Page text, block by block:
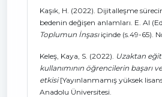
Kaşık, H. (2022). Dijitalleşme
bedenin değişen anlamları. E. Al
Toplumun İnşasıiçinde (s.49-65).
Keleş, Kaya, S. (2022). Uzaktan
kullanımının öğrencilerin başarı
etkisi[Yayınlanmamış yüksek
Anadolu Üniversitesi.